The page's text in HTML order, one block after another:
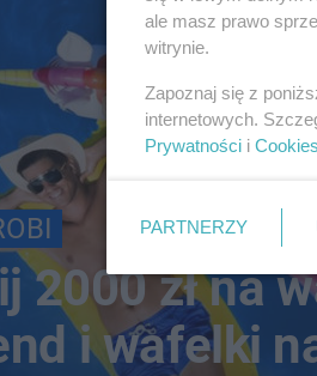
2000 zł na
i wafelki
ale masz prawo
witrynie.
Zapoznaj się z
internetowych.
Prywatności i Cookies
PARTNERZY